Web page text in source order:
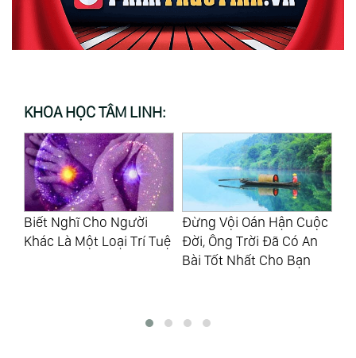
KHOA HỌC TÂM LINH:
Đừng Vội Oán Hận Cuộc
Đời, Ông Trời Đã Có An
Chỉ Có Đức Phật A Di Đà
Có Duyên Sâu Nặng Với
Chúng Sanh